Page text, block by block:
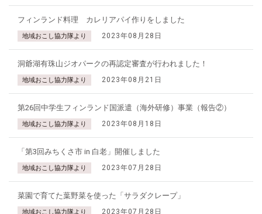
フィンランド料理 カレリアパイ作りをしました
地域おこし協力隊より 2023年08月28日
洞爺湖有珠山ジオパークの再認定審査が行われました！
地域おこし協力隊より 2023年08月21日
第26回中学生フィンランド国派遣（海外研修）事業（報告②）
地域おこし協力隊より 2023年08月18日
「第3回みちくさ市 in 白老」開催しました
地域おこし協力隊より 2023年07月28日
菜園で育てた葉野菜を使った「サラダクレープ」
地域おこし協力隊より 2023年07月28日